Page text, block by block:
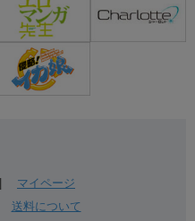
マイページ
送料について